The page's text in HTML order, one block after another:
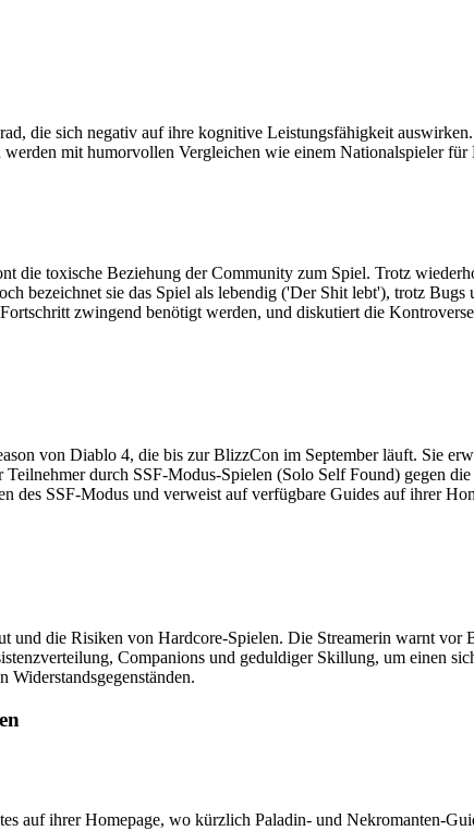
die sich negativ auf ihre kognitive Leistungsfähigkeit
mit humorvollen Vergleichen wie einem Nationalspieler für
die toxische Beziehung der Community zum Spiel. Trotz
bezeichnet sie das Spiel als lebendig ('Der Shit lebt'), trotz
zwingend benötigt werden, und diskutiert die
von Diablo 4, die bis zur BlizzCon im September läuft. Sie
durch SSF-Modus-Spielen (Solo Self Found) gegen
des SSF-Modus und verweist auf verfügbare Guides auf ihrer
die Risiken von Hardcore-Spielen. Die Streamerin warnt vor
Companions und geduldiger Skillung, um einen
auf ihrer Homepage, wo kürzlich Paladin- und Nekromanten-